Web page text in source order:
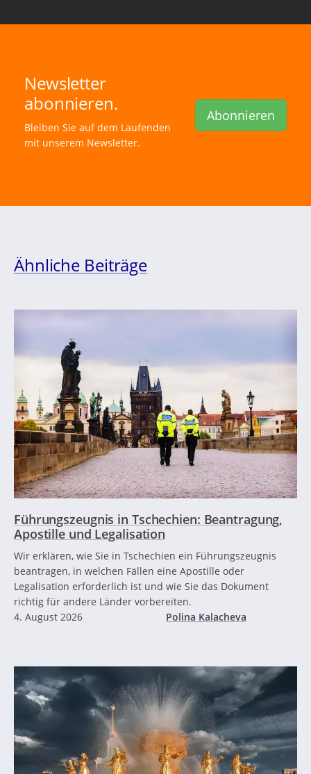
Newsletter
abonnieren.
Bleiben Sie auf dem Laufenden
mit unserem Newsletter.
Abonnieren
Ähnliche Beiträge
Führungszeugnis in Tschechien: Beantragung,
Apostille und Legalisation
Wir erklären, wie Sie in Tschechien ein Führungszeugnis
beantragen, in welchen Fällen eine Apostille oder
Legalisation erforderlich ist und wie Sie das Dokument
richtig für andere Länder vorbereiten.
4. August 2026
Polina Kalacheva